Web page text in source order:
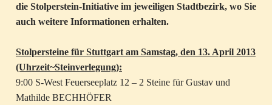
die Stolperstein-Initiative im jeweiligen Stadtbezirk, wo Sie
auch weitere Informationen erhalten.
Stolpersteine für Stuttgart am Samstag, den 13. April 2013
(Uhrzeit~Steinverlegung):
9:00 S-West Feuerseeplatz 12 – 2 Steine für Gustav und
Mathilde BECHHÖFER